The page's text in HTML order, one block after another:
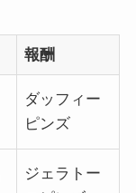
報酬
ダッフィー
ピンズ
ジェラトー